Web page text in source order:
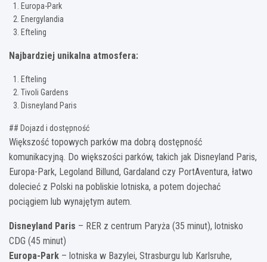
Europa-Park
Energylandia
Efteling
Najbardziej unikalna atmosfera:
Efteling
Tivoli Gardens
Disneyland Paris
## Dojazd i dostępność
Większość topowych parków ma dobrą dostępność
komunikacyjną. Do większości parków, takich jak Disneyland Paris,
Europa-Park, Legoland Billund, Gardaland czy PortAventura, łatwo
dolecieć z Polski na pobliskie lotniska, a potem dojechać
pociągiem lub wynajętym autem.
Disneyland Paris – RER z centrum Paryża (35 minut), lotnisko
CDG (45 minut)
Europa-Park – lotniska w Bazylei, Strasburgu lub Karlsruhe,